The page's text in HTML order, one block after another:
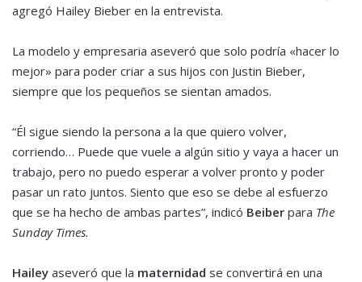
agregó Hailey Bieber en la entrevista.
La modelo y empresaria aseveró que solo podría «hacer lo
mejor» para poder criar a sus hijos con Justin Bieber,
siempre que los pequeños se sientan amados.
“Él sigue siendo la persona a la que quiero volver,
corriendo… Puede que vuele a algún sitio y vaya a hacer un
trabajo, pero no puedo esperar a volver pronto y poder
pasar un rato juntos. Siento que eso se debe al esfuerzo
que se ha hecho de ambas partes”, indicó Beiber para The
Sunday Times.
Hailey aseveró que la maternidad se convertirá en una